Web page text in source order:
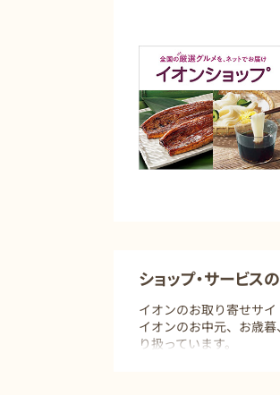
ショップ・サービス
イオンのお取り寄せサ
イオンのお中元、お歳
り扱っています。